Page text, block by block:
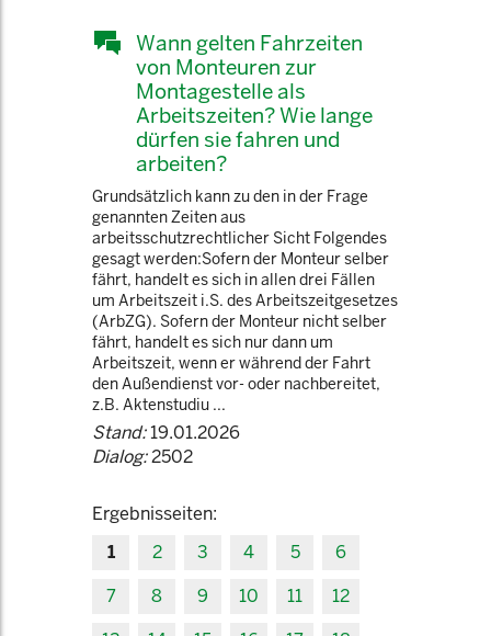
Wann gelten Fahrzeiten
von Monteuren zur
Montagestelle als
Arbeitszeiten? Wie lange
dürfen sie fahren und
arbeiten?
Grundsätzlich kann zu den in der Frage
genannten Zeiten aus
arbeitsschutzrechtlicher Sicht Folgendes
gesagt werden:Sofern der Monteur selber
fährt, handelt es sich in allen drei Fällen
um Arbeitszeit i.S. des Arbeitszeitgesetzes
(ArbZG). Sofern der Monteur nicht selber
fährt, handelt es sich nur dann um
Arbeitszeit, wenn er während der Fahrt
den Außendienst vor- oder nachbereitet,
z.B. Aktenstudiu ...
Stand:19.01.2026
Dialog:2502
Ergebnisseiten:
1
2 3 4 5
6
7
8 9 10 11
12